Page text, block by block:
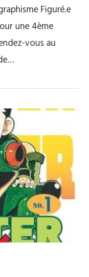
Figuré.e
une 4ème
vous au